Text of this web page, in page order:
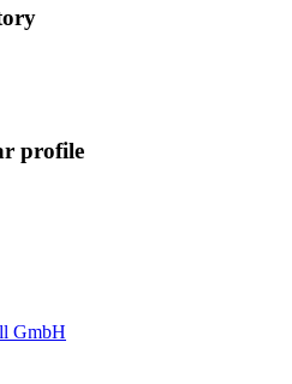
profile
GmbH